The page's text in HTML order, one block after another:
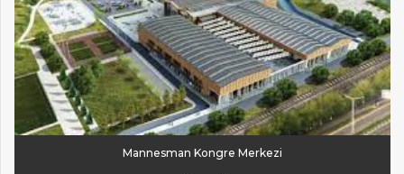
Mannesman Kongre Merkezi